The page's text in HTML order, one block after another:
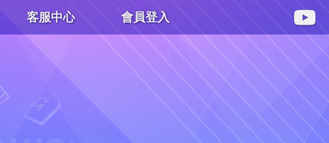
客服中心 會員登入